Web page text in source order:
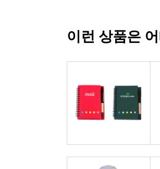
이런 상품은